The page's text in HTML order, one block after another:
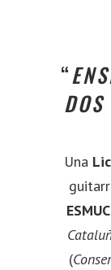
“
Una
ESMUC
(